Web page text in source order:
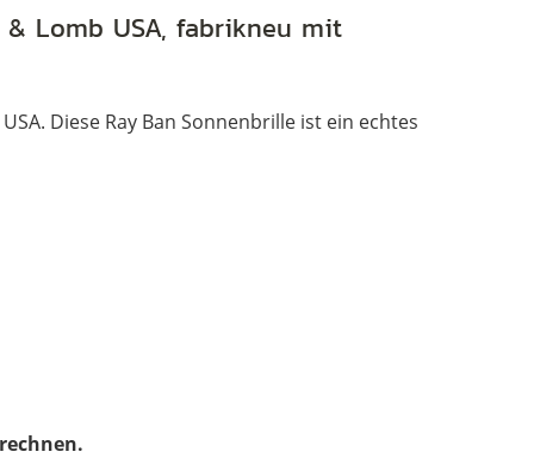
USA,
(58/16)
Lomb USA, fabrikneu mit
Diese Ray Ban Sonnenbrille ist ein echtes